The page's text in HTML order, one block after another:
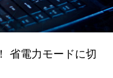
省電力モードに切